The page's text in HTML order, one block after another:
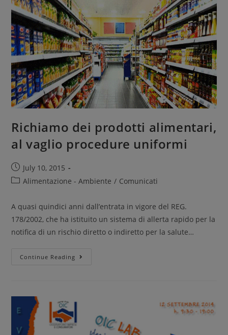
Richiamo dei prodotti alimentari,
al vaglio procedure uniformi
July 10, 2015
Alimentazione - Ambiente / Comunicati
A quasi quindici anni dall’entrata in vigore del REG.
178/2002, che ha istituito un sistema di allerta rapido per la
notifica di un rischio diretto o indiretto per la salute…
Continue Reading